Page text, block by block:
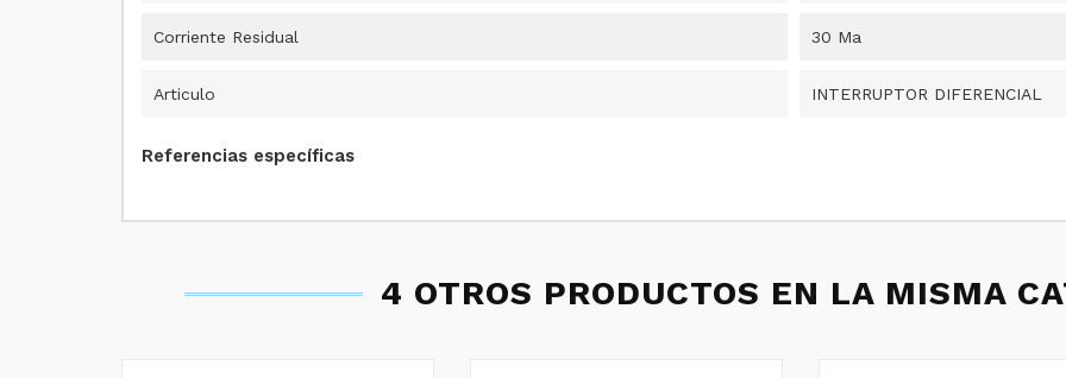
Corriente Residual 30 Ma
Articulo INTERRUPTOR DIFERENCIAL
Referencias específicas
4 OTROS PRODUCTOS EN LA MISMA